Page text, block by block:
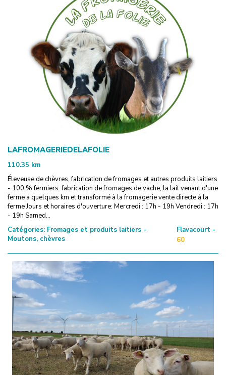
LAFROMAGERIEDELAFOLIE
110.35 km
Éleveuse de chèvres, fabrication de fromages et autres produits laitiers
- 100 % fermiers. fabrication de fromages de vache, la lait venant d'une
ferme a quelques km et transformé à la fromagerie vente directe à la
ferme Jours et horaires d'ouverture: Mercredi : 17h - 19h Vendredi : 17h
- 19h Samed...
Catégories: Fromages et produits laitiers -
Moutons, chèvres
Flavacourt -
60